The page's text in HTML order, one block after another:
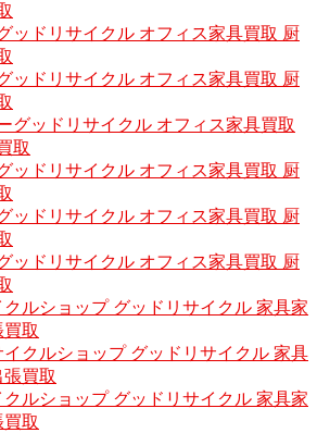
ッドリサイクル オフィス家具買取 厨
ッドリサイクル オフィス家具買取 厨
グッドリサイクル オフィス家具買取
取
ッドリサイクル オフィス家具買取 厨
ッドリサイクル オフィス家具買取 厨
ッドリサイクル オフィス家具買取 厨
ルショップ グッドリサイクル 家具家
取
クルショップ グッドリサイクル 家具
買取
ルショップ グッドリサイクル 家具家
取